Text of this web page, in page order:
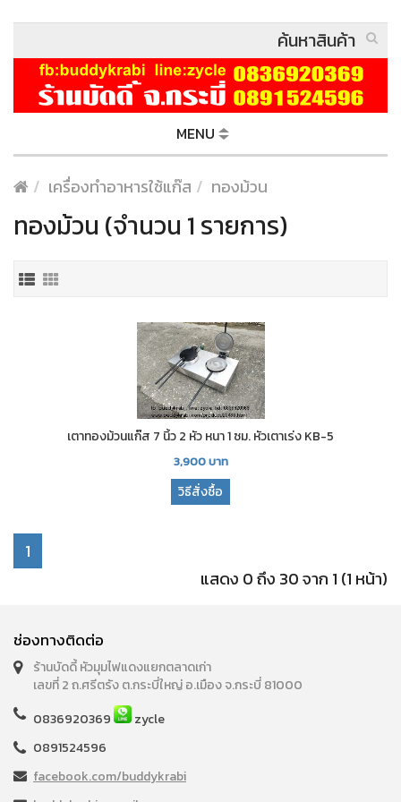
MENU
เครื่องทำอาหารใช้แก๊ส ทองม้วน
ทองม้วน (จำนวน 1 รายการ)
เตาทองม้วนแก๊ส 7 นิ้ว 2 หัว หนา 1 ซม. หัวเตาเร่ง KB-5
3,900บาท
วิธีสั่งซื้อ
1
แสดง 0 ถึง 30 จาก 1 (1 หน้า)
ช่องทางติดต่อ
ร้านบัดดี้ หัวมุมไฟแดงแยกตลาดเก่า
เลขที่ 2 ถ.ศรีตรัง ต.กระบี่ใหญ่ อ.เมือง จ.กระบี่ 81000
0836920369
zycle
0891524596
facebook.com/buddykrabi